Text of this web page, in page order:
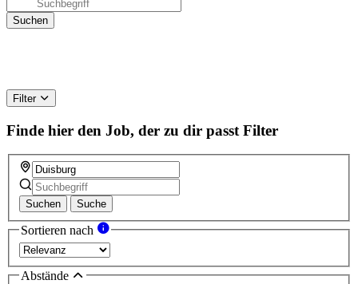
Filter
Finde hier den Job, der zu dir passt Filter
Suchen Suche
Sortieren nach
Abstände